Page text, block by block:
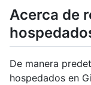
Acerca de
De manera
hospedados en